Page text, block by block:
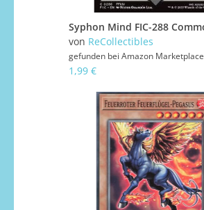
von ReCollectibles
gefunden bei Amazon Marketplace
1,99 €